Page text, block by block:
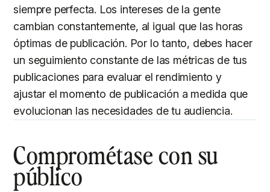
siempre perfecta. Los intereses de la gente
cambian constantemente, al igual que las horas
óptimas de publicación. Por lo tanto, debes hacer
un seguimiento constante de las métricas de tus
publicaciones para evaluar el rendimiento y
ajustar el momento de publicación a medida que
evolucionan las necesidades de tu audiencia.
Comprométase con su
público